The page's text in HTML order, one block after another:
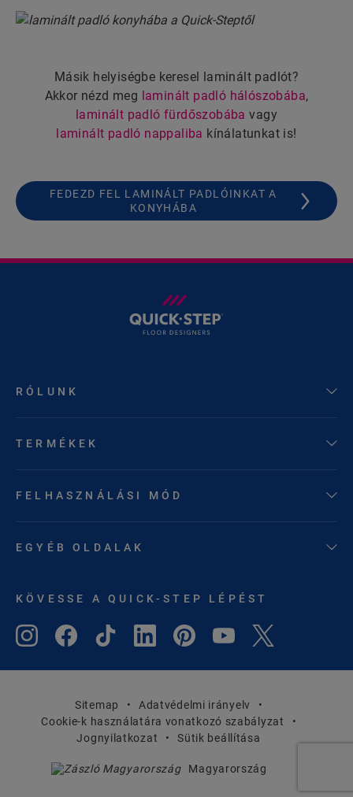
Másik helyiségbe keresel laminált padlót?
Akkor nézd meg laminált padló hálószobába,
laminált padló fürdőszobába vagy
laminált padló nappaliba kínálatunkat is!
FEDEZD FEL LAMINÁLT PADLÓINKAT A
KONYHÁBA
RÓLUNK
TERMÉKEK
FELHASZNÁLÁSI MÓD
EGYÉB OLDALAK
KÖVESSE A QUICK-STEP LÉPÉST
Sitemap
Adatvédelmi irányelv
Cookie-k használatára vonatkozó szabályzat
Jognyilatkozat
Sütik beállítása
Magyarország